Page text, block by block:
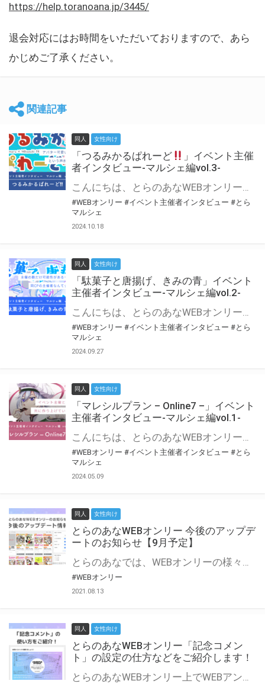
https://help.toranoana.jp/3445/
退会対応にはお時間をいただいておりますので、あら
かじめご了承ください。
関連記事
同人 女性向け
「つるみかるぱれーど
」イベント主催
者インタビュー-マルシェ編vol.3-
こんにちは、とらのあなWEBオンリー運営スタッフです。 新たにお届けする、イベント主催者インタビュー-マルシェ編-は、 とらのあなWEBオンリー「マルシェ」をご利用した主催様に 「マルシェ」を使って開催した感想や心がけをお聞きする企画です。 今回は、WEBオンリー初開催「つるみかるぱれーど
#WEBオンリー #イベント主催者インタビュー #とら
マルシェ
2024.10.18
同人 女性向け
「駄菓子と唐揚げ、きみの青」イベント
主催者インタビュー-マルシェ編vol.2-
こんにちは、とらのあなWEBオンリー運営スタッフです。 新たにお届けする、イベント主催者インタビュー-マルシェ編-は、 とらのあなWEBオンリー「マルシェ」をご利用の主催様に 「マルシェ」を使ってイベントを開催した感想や心がけをお聞きする企画です。 今回は、WEBオンリー初開催「駄菓子と唐揚げ、きみの青」より、 主催のぎこ六屋様にお話を伺いました。 協力：ぎこ六屋様／イベント公式Twitter（@krkgwks） とらのあなWEBオンリー「マルシェ」とは？ WEBオンリーでリアルタイムでコミュニケーションがとれるオンライン会場です。
#WEBオンリー #イベント主催者インタビュー #とら
マルシェ
2024.09.27
同人 女性向け
「マレシルプラン – Online7 –」イベント
主催者インタビュー-マルシェ編vol.1-
こんにちは、とらのあなWEBオンリー運営スタッフです。 新たにお届けする、イベント主催者インタビュー-マルシェ編-は、 とらのあなWEBオンリー「マルシェ」をご利用した主催様に 「マルシェ」を使って開催した感想や心がけをお聞きする企画です。 今回は、WEBオンリー開催7回目迎えた「マレシルプラン – Online7 –」より、 主催の玉川うた様にお話を伺いました。 ▼マレシルプランのインタビュー前回記事 「イベント主催者インタビュー vol.6」はこちら 協力：玉川うた様（マレシルプラン実行委員会 代表）／イベント公式Twitter（@mallesil_plan） とらのあなWEBオンリー「マルシェ」とは？ WEBオンリーでリアルタイムでコミュニケーションがとれるオンライン会場です。
#WEBオンリー #イベント主催者インタビュー #とら
マルシェ
2024.05.09
同人 女性向け
とらのあなWEBオンリー 今後のアップデ
ートのお知らせ【9月予定】
とらのあなでは、WEBオンリーの様々な支援を実施しています。 今回は2021年9月に実装を予定しているアップデート情報についてご紹介いたします。 とらのあなWEBオンリーサイトはこちら
#WEBオンリー
2021.08.13
同人 女性向け
とらのあなWEBオンリー「記念コメン
ト」の設定の仕方などをご紹介します！
とらのあなWEBオンリー上でWEBアンソロジーが作成できる「記念コメント」について、その使い方や作成手順を解説します！ 支援タイプを「サークル参加型」「サークル参加型・マルシェ(イベント会場)機能付き」でお申し込みいただいている主催者様はぜひご活用ください♪ とらのあなWEBオンリーサイトはこちら